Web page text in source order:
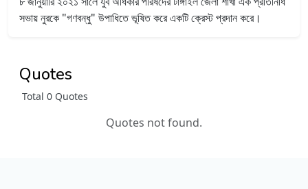
সভায় নুরকে "গণবন্ধু" উপাধিতে ভূষিত করে একটি ক্রেস্ট প্রদান করে।
Quotes
Total 0 Quotes
Quotes not found.